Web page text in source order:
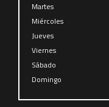
Martes
Miércoles
Jueves
Viernes
Sábado
Domingo